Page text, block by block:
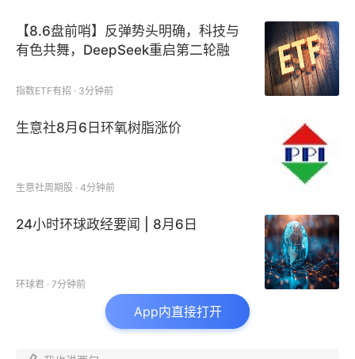
当日资金净流入（截至2026年6月1日）
当日资金大举布局宽基指数赛道，中证1000ETF南方
净流入27.51亿位居首位，中证1000ETF华夏、中证
500ETF南方、上证50ETF华夏等大小盘宽基产品集中
吸金，宽基板块成为当日资金配置核心。科创芯片ETF
嘉实、科创50ETF华夏代表科创成长收获大额流入，
App内直接打开
【8.6盘前哨】反弹势头明确，科技与
有色共舞，DeepSeek重启第二轮融
指数ETF有招 · 3分钟前
生意社8月6日环氧树脂涨价
生意社周期股 · 4分钟前
24小时环球政经要闻 | 8月6日
环球君 · 7分钟前